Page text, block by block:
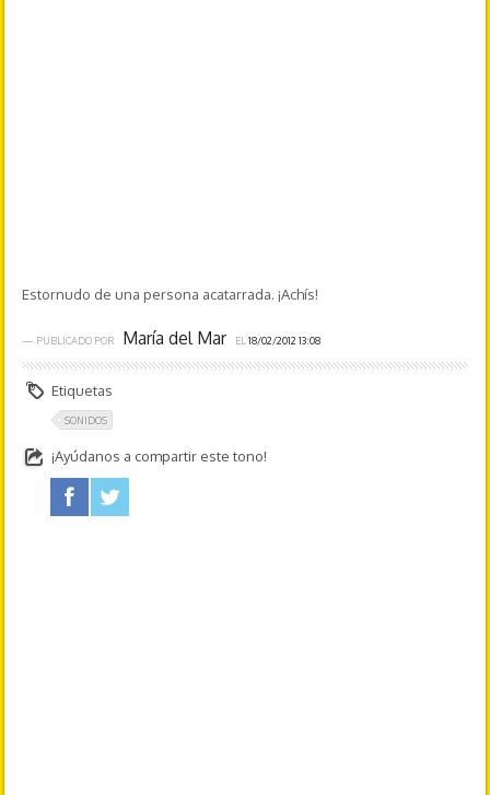
Estornudo de una persona acatarrada. ¡Achís!
— PUBLICADO POR María del Mar EL18/02/2012 13:08
Etiquetas
SONIDOS
¡Ayúdanos a compartir este tono!